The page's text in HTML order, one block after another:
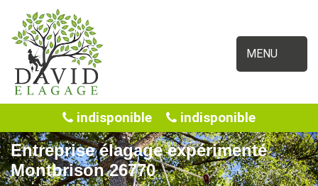
MENU
indisponible indisponible
Entreprise élagage expérimenté
Montbrison 26770